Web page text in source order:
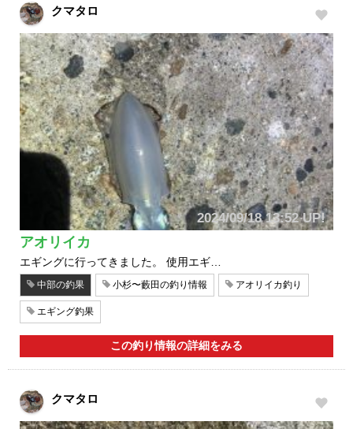
クマタロ
2024/09/18 13:52 UP!
アオリイカ
エギングに行ってきました。 使用エギ…
中部の釣果 小杉〜藪田の釣り情報 アオリイカ釣り
エギング釣果
この釣り情報の詳細をみる
クマタロ